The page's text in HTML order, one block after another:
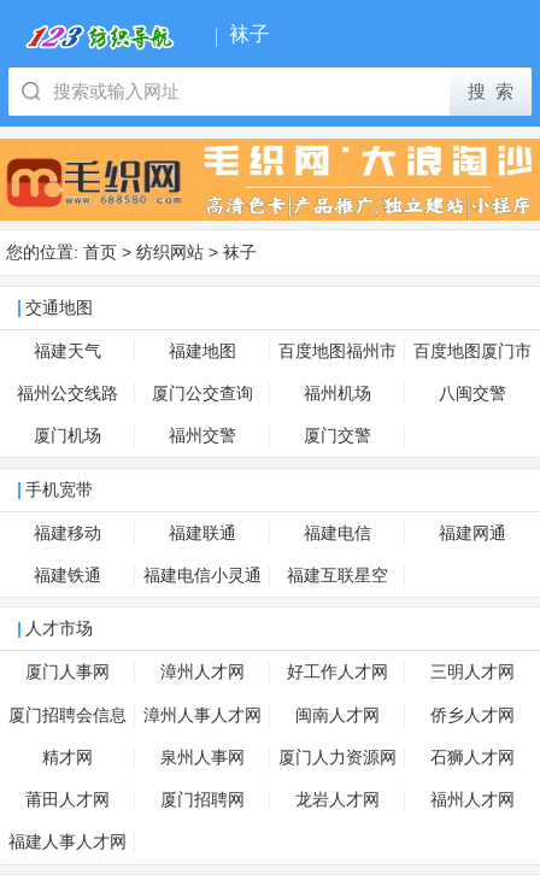
袜子
您的位置: 首页 > 纺织网站 > 袜子
交通地图
福建天气 福建地图 百度地图福州市 百度地图厦门市
福州公交线路 厦门公交查询 福州机场 八闽交警
厦门机场 福州交警 厦门交警
手机宽带
福建移动 福建联通 福建电信 福建网通
福建铁通 福建电信小灵通 福建互联星空
人才市场
厦门人事网 漳州人才网 好工作人才网 三明人才网
厦门招聘会信息 漳州人事人才网 闽南人才网 侨乡人才网
精才网 泉州人事网 厦门人力资源网 石狮人才网
莆田人才网 厦门招聘网 龙岩人才网 福州人才网
福建人事人才网